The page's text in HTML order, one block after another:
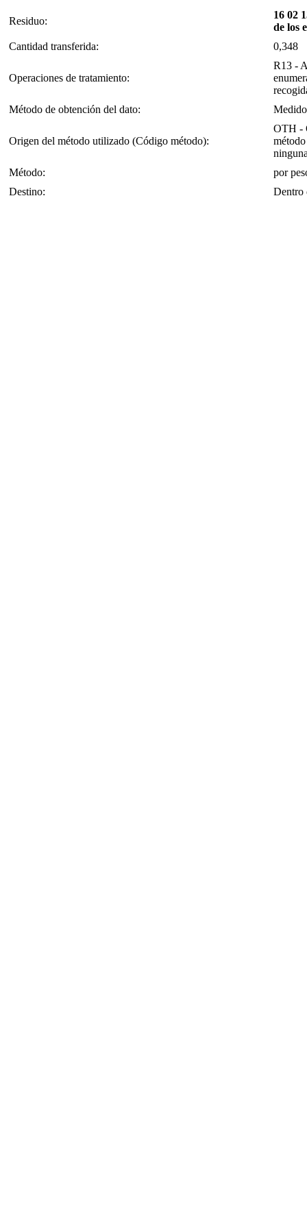
Residuo:
16 02
de los
Cantidad transferida:
0,348
Operaciones de tratamiento:
R13 -
Método de obtención del dato:
Medido
Origen del método utilizado (Código método):
OTH -
Método:
por
Destino:
Dentro